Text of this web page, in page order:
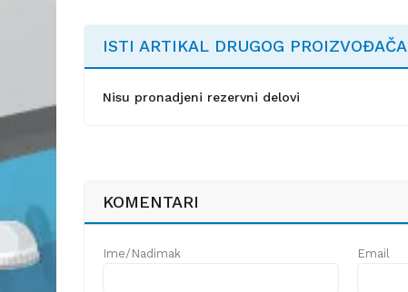
ISTI ARTIKAL DRUGOG PROIZVOĐAČA
Nisu pronadjeni rezervni delovi
KOMENTARI
Ime/Nadimak Email